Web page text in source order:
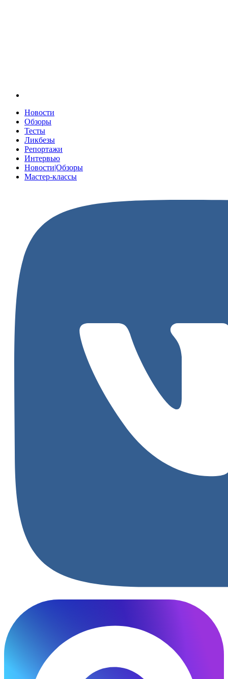
Новости
Обзоры
Тесты
Ликбезы
Репортажи
Интервью
Новости|Обзоры
Мастер-классы